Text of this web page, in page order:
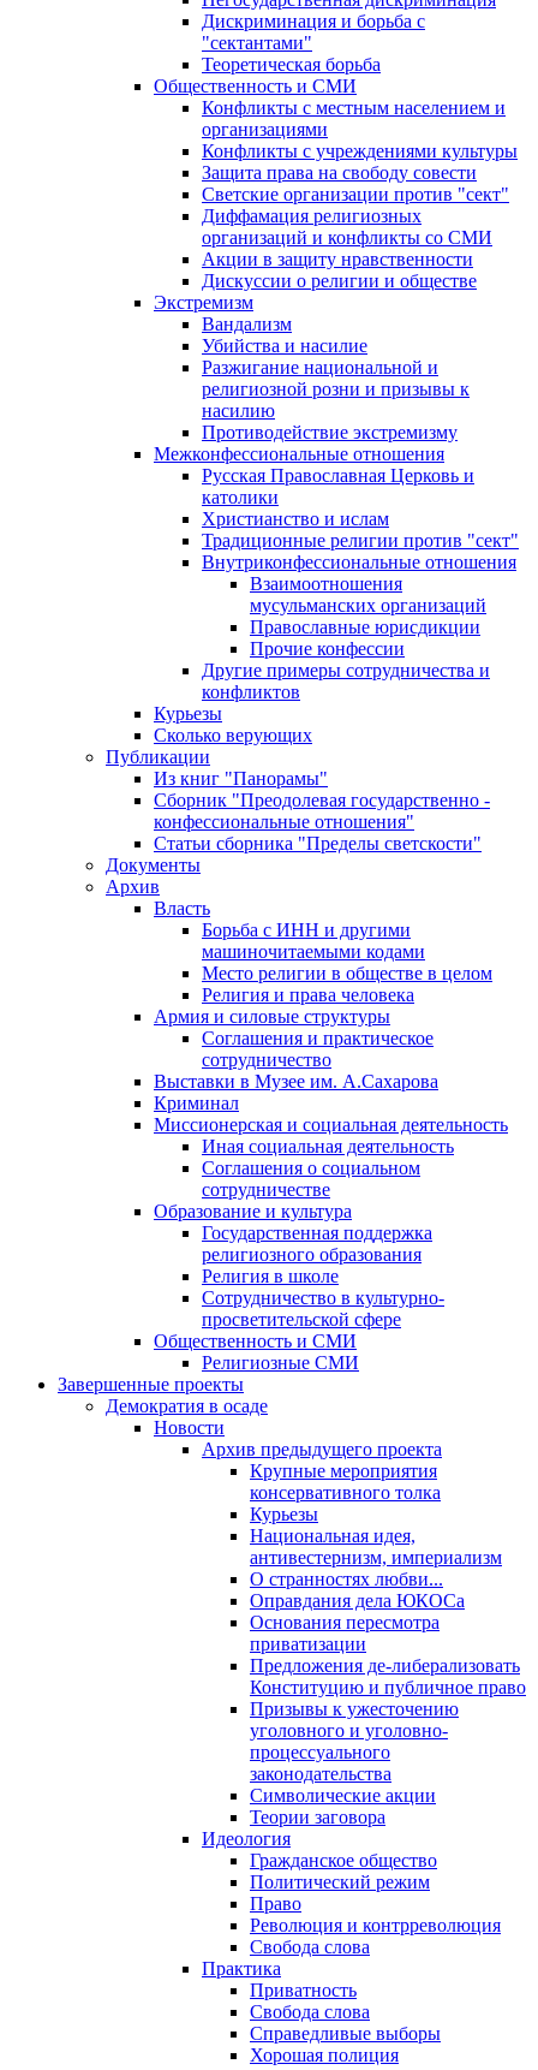
Дискриминация и борьба с
"сектантами"
Теоретическая борьба
Общественность и СМИ
Конфликты с местным населением и
организациями
Конфликты с учреждениями культуры
Защита права на свободу совести
Светские организации против "сект"
Диффамация религиозных
организаций и конфликты со СМИ
Акции в защиту нравственности
Дискуссии о религии и обществе
Экстремизм
Вандализм
Убийства и насилие
Разжигание национальной и
религиозной розни и призывы к
насилию
Противодействие экстремизму
Межконфессиональные отношения
Русская Православная Церковь и
католики
Христианство и ислам
Традиционные религии против "сект"
Внутриконфессиональные отношения
Взаимоотношения
мусульманских организаций
Православные юрисдикции
Прочие конфессии
Другие примеры сотрудничества и
конфликтов
Курьезы
Сколько верующих
Публикации
Из книг "Панорамы"
Сборник "Преодолевая государственно -
конфессиональные отношения"
Статьи сборника "Пределы светскости"
Документы
Архив
Власть
Борьба с ИНН и другими
машиночитаемыми кодами
Место религии в обществе в целом
Религия и права человека
Армия и силовые структуры
Соглашения и практическое
сотрудничество
Выставки в Музее им. А.Сахарова
Криминал
Миссионерская и социальная деятельность
Иная социальная деятельность
Соглашения о социальном
сотрудничестве
Образование и культура
Государственная поддержка
религиозного образования
Религия в школе
Сотрудничество в культурно-
просветительской сфере
Общественность и СМИ
Религиозные СМИ
Завершенные проекты
Демократия в осаде
Новости
Архив предыдущего проекта
Крупные мероприятия
консервативного толка
Курьезы
Национальная идея,
антивестернизм, империализм
О странностях любви...
Оправдания дела ЮКОСа
Основания пересмотра
приватизации
Предложения де-либерализовать
Конституцию и публичное право
Призывы к ужесточению
уголовного и уголовно-
процессуального
законодательства
Символические акции
Теории заговора
Идеология
Гражданское общество
Политический режим
Право
Революция и контрреволюция
Свобода слова
Практика
Приватность
Свобода слова
Справедливые выборы
Хорошая полиция